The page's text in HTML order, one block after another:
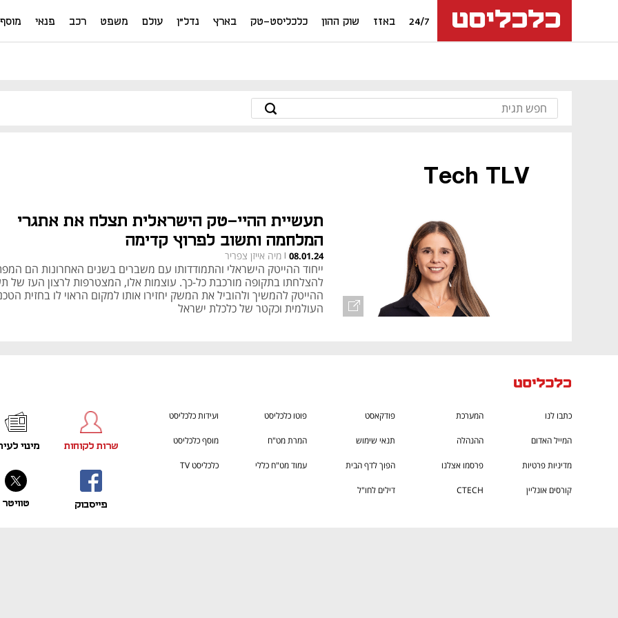
24/7 באזז שוק ההון כלכליסט-טק בארץ נדל"ן עולם משפט רכב פנאי מוסף
Tech TLV
תעשיית ההיי-טק הישראלית תצלח את אתגרי
המלחמה ותשוב לפרוץ קדימה
08.01.24
| מיה אייזן צפריר
ייחוד ההייטק הישראלי והתמודדותו עם משברים בשנים האחרונות הם
להצלחתו בתקופה מורכבת כל-כך. עוצמות אלו, המצטרפות לרצון העז של
ההייטק להמשיך ולהוביל את המשק יחזירו אותו למקום הראוי לו בחזית
העולמית וכקטר של כלכלת ישראל
כתבו לנו המערכת פודקאסט פוטו כלכליסט ועידות כלכליסט
המייל האדום ההנהלה תנאי שימוש המרת מט"ח מוסף כלכליסט
מדיניות פרטיות פרסמו אצלנו הפוך לדף הבית עמוד מט"ח כללי כלכליסט TV
קורסים אונליין CTECH
דילים לחו"ל
פייסבוק
שרות לקוחות
טוויטר
מינוי